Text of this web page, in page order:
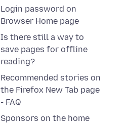
Login password on
Browser Home page
Is there still a way to
save pages for offline
reading?
Recommended stories on
the Firefox New Tab page
- FAQ
Sponsors on the home